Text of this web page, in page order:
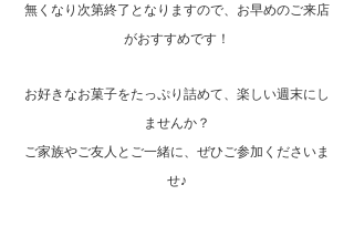
無くなり次第終了となりますので、お早めのご来店
がおすすめです！
お好きなお菓子をたっぷり詰めて、楽しい週末にし
ませんか？
ご家族やご友人とご一緒に、ぜひご参加くださいま
せ♪